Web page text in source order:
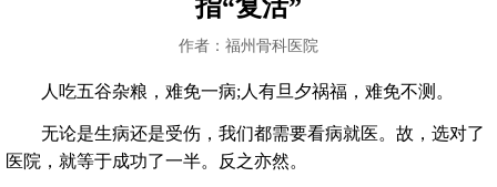
指“复活”
作者：福州骨科医院
人吃五谷杂粮，难免一病;人有旦夕祸福，难免不测。
无论是生病还是受伤，我们都需要看病就医。故，选对了
医院，就等于成功了一半。反之亦然。